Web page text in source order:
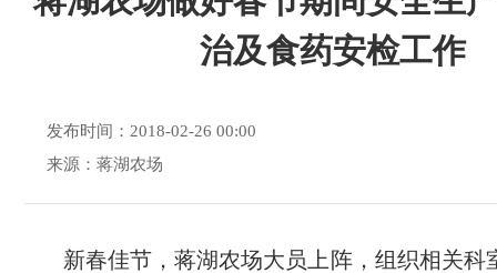
治及食药安检工作
发布时间：2018-02-26 00:00
来源：蒋湖农场
新春佳节，蒋湖农场大员上阵，组织相关科